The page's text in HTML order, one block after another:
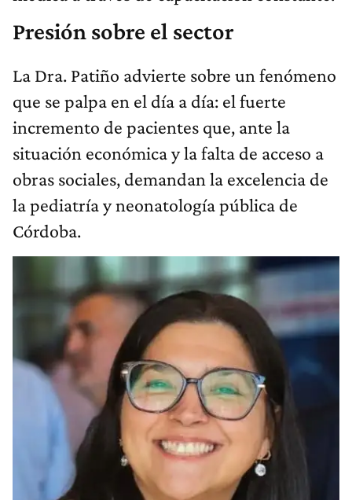
Presión sobre el sector
La Dra. Patiño advierte sobre un fenómeno
que se palpa en el día a día: el fuerte
incremento de pacientes que, ante la
situación económica y la falta de acceso a
obras sociales, demandan la excelencia de
la pediatría y neonatología pública de
Córdoba.